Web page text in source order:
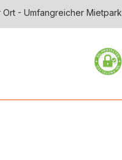
- Umfangreicher Mietpark